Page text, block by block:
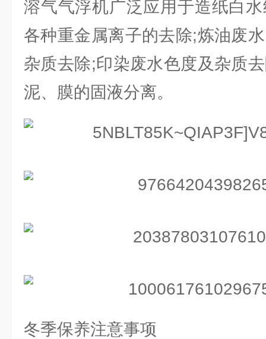
溶气气浮机广泛应用于造纸白
各种重金属离子的去除;炼油废
杂质去除;印染废水色度及杂质
泥、膜的固液分离。
冬季保养注意事项